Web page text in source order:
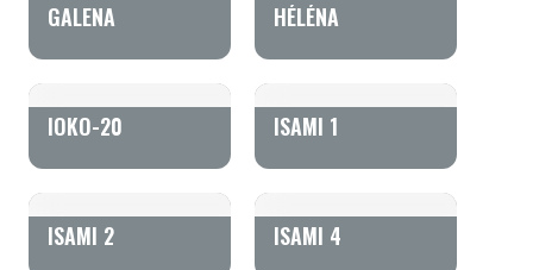
GALENA HÉLÉNA
IOKO-20 ISAMI 1
ISAMI 2 ISAMI 4